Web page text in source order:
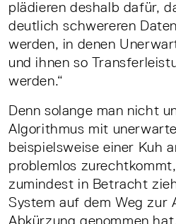
plädieren deshalb dafür,
deutlich schwereren
werden, in denen
und ihnen so
werden.“
Denn solange man nicht
Algorithmus mit
beispielsweise einer Kuh
problemlos
zumindest in Betracht
System auf dem Weg zur
Abkürzung genommen